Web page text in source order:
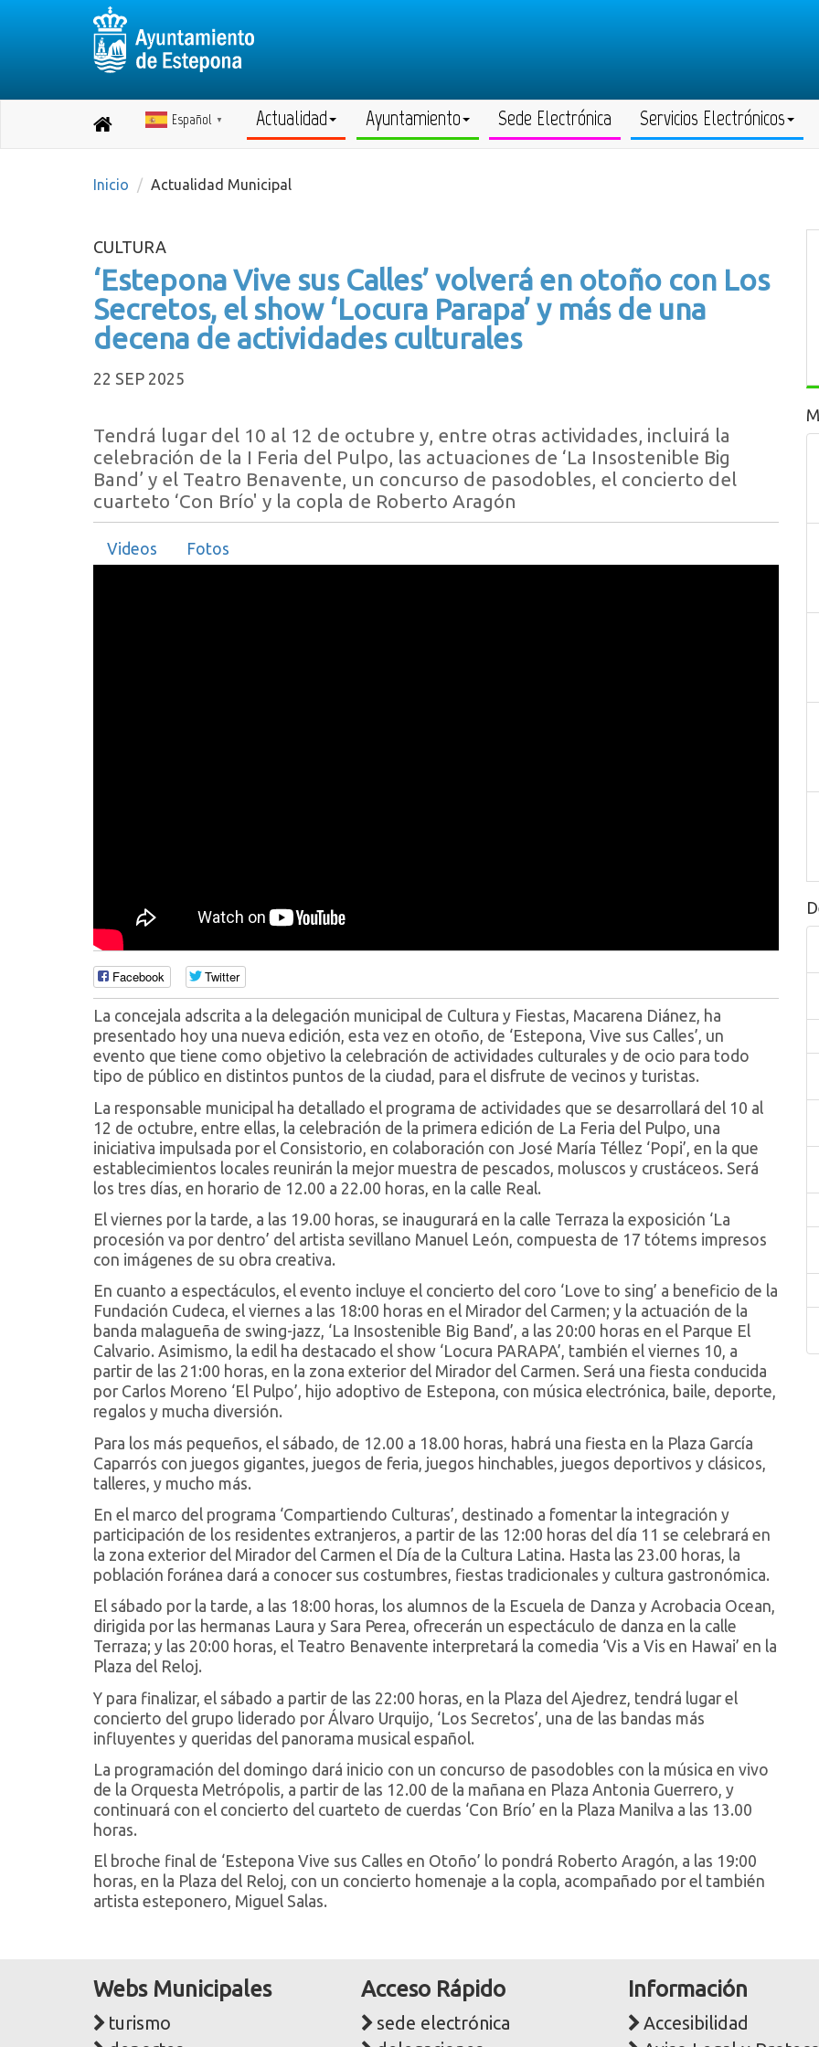
Destino:
inicio
Español ▼ Actualidad Ayuntamiento Sede Electrónica Servicios Electrónicos
Inicio Actualidad Municipal
CULTURA
‘Estepona Vive sus Calles’ volverá en otoño con Los
Secretos, el show ‘Locura Parapa’ y más de una
decena de actividades culturales
22 SEP 2025
Tendrá lugar del 10 al 12 de octubre y, entre otras actividades, incluirá la
celebración de la I Feria del Pulpo, las actuaciones de ‘La Insostenible Big
Band’ y el Teatro Benavente, un concurso de pasodobles, el concierto del
cuarteto ‘Con Brío' y la copla de Roberto Aragón
Videos Fotos
Facebook Twitter
La concejala adscrita a la delegación municipal de Cultura y Fiestas, Macarena Diánez, ha
presentado hoy una nueva edición, esta vez en otoño, de ‘Estepona, Vive sus Calles’, un
evento que tiene como objetivo la celebración de actividades culturales y de ocio para todo
tipo de público en distintos puntos de la ciudad, para el disfrute de vecinos y turistas.
La responsable municipal ha detallado el programa de actividades que se desarrollará del 10 al
12 de octubre, entre ellas, la celebración de la primera edición de La Feria del Pulpo, una
iniciativa impulsada por el Consistorio, en colaboración con José María Téllez ‘Popi’, en la que
establecimientos locales reunirán la mejor muestra de pescados, moluscos y crustáceos. Será
los tres días, en horario de 12.00 a 22.00 horas, en la calle Real.
El viernes por la tarde, a las 19.00 horas, se inaugurará en la calle Terraza la exposición ‘La
procesión va por dentro’ del artista sevillano Manuel León, compuesta de 17 tótems impresos
con imágenes de su obra creativa.
En cuanto a espectáculos, el evento incluye el concierto del coro ‘Love to sing’ a beneficio de la
Fundación Cudeca, el viernes a las 18:00 horas en el Mirador del Carmen; y la actuación de la
banda malagueña de swing-jazz, ‘La Insostenible Big Band’, a las 20:00 horas en el Parque El
Calvario. Asimismo, la edil ha destacado el show ‘Locura PARAPA’, también el viernes 10, a
partir de las 21:00 horas, en la zona exterior del Mirador del Carmen. Será una fiesta conducida
por Carlos Moreno ‘El Pulpo’, hijo adoptivo de Estepona, con música electrónica, baile, deporte,
regalos y mucha diversión.
Para los más pequeños, el sábado, de 12.00 a 18.00 horas, habrá una fiesta en la Plaza García
Caparrós con juegos gigantes, juegos de feria, juegos hinchables, juegos deportivos y clásicos,
talleres, y mucho más.
En el marco del programa ‘Compartiendo Culturas’, destinado a fomentar la integración y
participación de los residentes extranjeros, a partir de las 12:00 horas del día 11 se celebrará en
la zona exterior del Mirador del Carmen el Día de la Cultura Latina. Hasta las 23.00 horas, la
población foránea dará a conocer sus costumbres, fiestas tradicionales y cultura gastronómica.
El sábado por la tarde, a las 18:00 horas, los alumnos de la Escuela de Danza y Acrobacia Ocean,
dirigida por las hermanas Laura y Sara Perea, ofrecerán un espectáculo de danza en la calle
Terraza; y las 20:00 horas, el Teatro Benavente interpretará la comedia ‘Vis a Vis en Hawai’ en la
Plaza del Reloj.
Y para finalizar, el sábado a partir de las 22:00 horas, en la Plaza del Ajedrez, tendrá lugar el
concierto del grupo liderado por Álvaro Urquijo, ‘Los Secretos’, una de las bandas más
influyentes y queridas del panorama musical español.
La programación del domingo dará inicio con un concurso de pasodobles con la música en vivo
de la Orquesta Metrópolis, a partir de las 12.00 de la mañana en Plaza Antonia Guerrero, y
continuará con el concierto del cuarteto de cuerdas ‘Con Brío’ en la Plaza Manilva a las 13.00
horas.
El broche final de ‘Estepona Vive sus Calles en Otoño’ lo pondrá Roberto Aragón, a las 19:00
horas, en la Plaza del Reloj, con un concierto homenaje a la copla, acompañado por el también
artista esteponero, Miguel Salas.
Webs Municipales
turismo
Acceso Rápido
sede electrónica
Información
Accesibilidad